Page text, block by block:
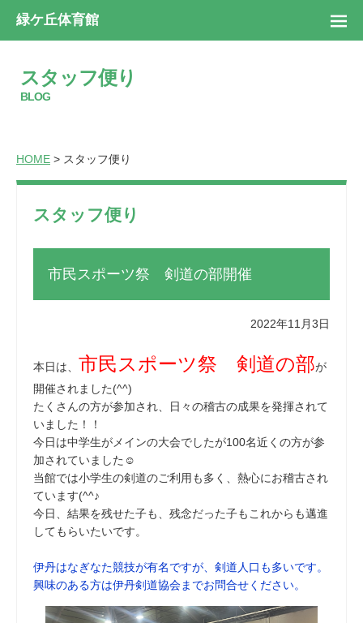
緑ケ丘体育館
スタッフ便り
BLOG
HOME > スタッフ便り
スタッフ便り
市民スポーツ祭 剣道の部開催
2022年11月3日
本日は、 市民スポーツ祭 剣道の部が
開催されました(^^)
たくさんの方が参加され、日々の稽古の成果を発揮されて
いました！！
今日は中学生がメインの大会でしたが100名近くの方が参
加されていました☺
当館では小学生の剣道のご利用も多く、熱心にお稽古され
ています(^^♪
今日、結果を残せた子も、残念だった子もこれからも邁進
してもらいたいです。
伊丹はなぎなた競技が有名ですが、剣道人口も多いです。
興味のある方は伊丹剣道協会までお問合せください。